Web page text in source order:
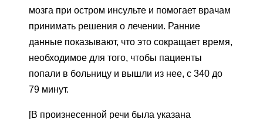
мозга при остром инсульте и помогает врачам
принимать решения о лечении. Ранние
данные показывают, что это сокращает время,
необходимое для того, чтобы пациенты
попали в больницу и вышли из нее, с 340 до
79 минут.
[В произнесенной речи была указана